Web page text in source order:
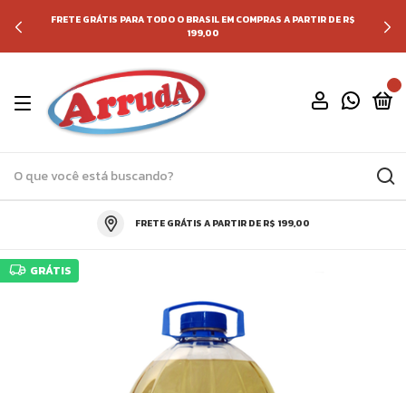
FRETE GRÁTIS PARA TODO O BRASIL EM COMPRAS A PARTIR DE R$
199,00
FRETE GRÁTIS A PARTIR DE R$ 199,00
GRÁTIS